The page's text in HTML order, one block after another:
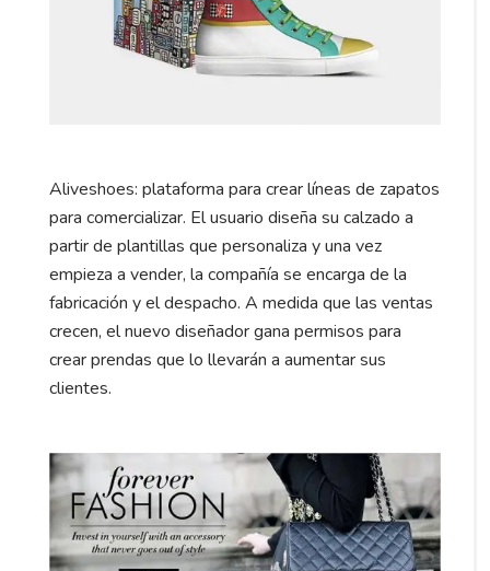
Aliveshoes: plataforma para crear líneas de zapatos
para comercializar. El usuario diseña su calzado a
partir de plantillas que personaliza y una vez
empieza a vender, la compañía se encarga de la
fabricación y el despacho. A medida que las ventas
crecen, el nuevo diseñador gana permisos para
crear prendas que lo llevarán a aumentar sus
clientes.